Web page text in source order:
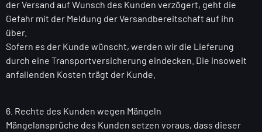
der Versand auf Wunsch des Kunden verzögert, geht die
Gefahr mit der Meldung der Versandbereitschaft auf ihn
über.
Sofern es der Kunde wünscht, werden wir die Lieferung
durch eine Transportversicherung eindecken. Die insoweit
anfallenden Kosten trägt der Kunde.
6. Rechte des Kunden wegen Mängeln
Mängelansprüche des Kunden setzen voraus, dass dieser